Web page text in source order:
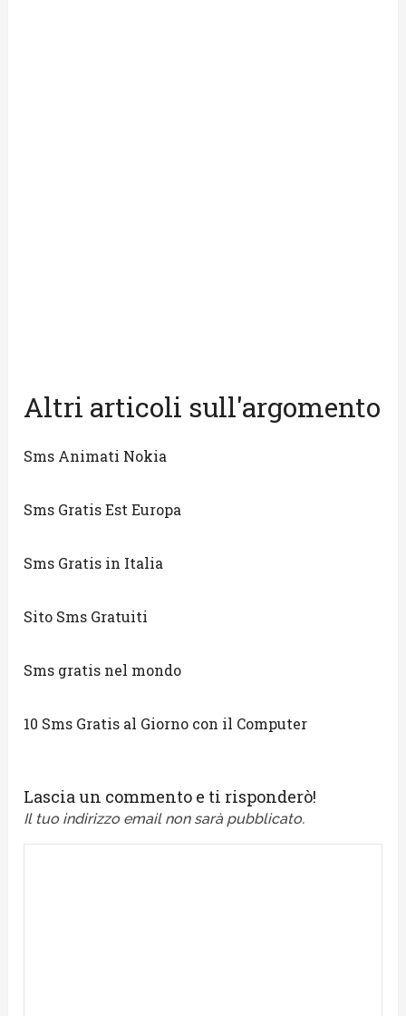
Altri articoli sull'argomento
Sms Animati Nokia
Sms Gratis Est Europa
Sms Gratis in Italia
Sito Sms Gratuiti
Sms gratis nel mondo
10 Sms Gratis al Giorno con il Computer
Lascia un commento e ti risponderò!
Il tuo indirizzo email non sarà pubblicato.